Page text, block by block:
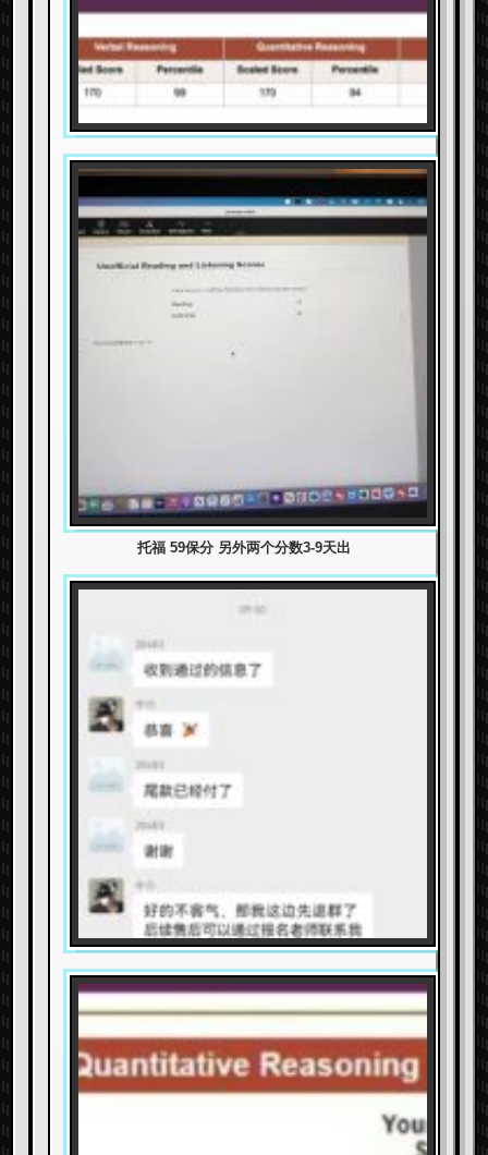
托福 59保分 另外两个分数3-9天出